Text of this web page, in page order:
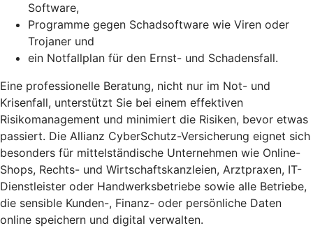
Software,
Programme gegen Schadsoftware wie Viren oder
Trojaner und
ein Notfallplan für den Ernst- und Schadensfall.
Eine professionelle Beratung, nicht nur im Not- und
Krisenfall, unterstützt Sie bei einem effektiven
Risikomanagement und minimiert die Risiken, bevor etwas
passiert. Die Allianz CyberSchutz-Versicherung eignet sich
besonders für mittelständische Unternehmen wie Online-
Shops, Rechts- und Wirtschaftskanzleien, Arztpraxen, IT-
Dienstleister oder Handwerksbetriebe sowie alle Betriebe,
die sensible Kunden-, Finanz- oder persönliche Daten
online speichern und digital verwalten.